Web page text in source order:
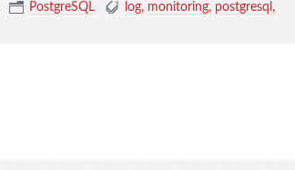
PostgreSQL log monitoring postgresql